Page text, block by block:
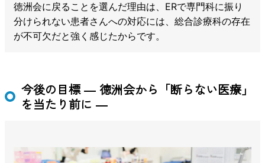
徳洲会に戻ることを選んだ理由は、ERで専門科に振り
分けられない患者さんへの対応には、総合診療科の存在
が不可欠だと強く感じたからです。
今後の目標 ― 徳洲会から「断らない医療」
を当たり前に ―